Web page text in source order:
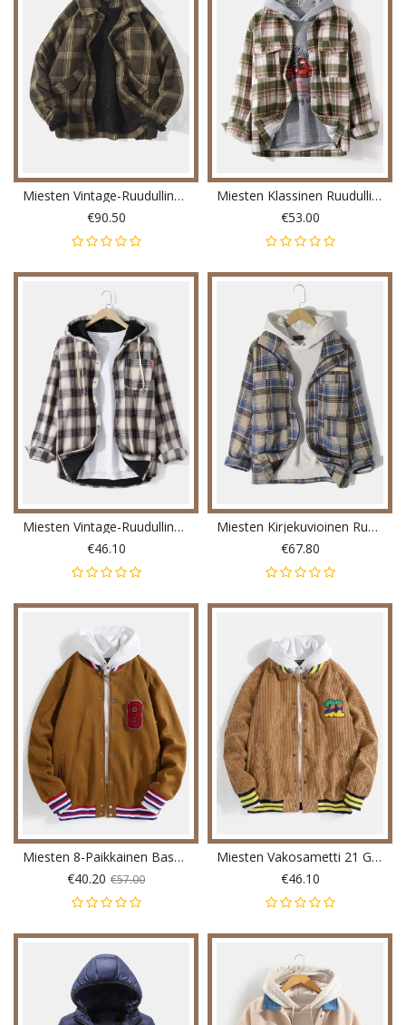
Miesten Vintage-Ruudullinen Lämmin Lampaanvillavuorattu Rintatakki
€90.50
Miesten Klassinen Ruudullinen Lämmin Käänne Villakankainen Pitkähihainen Takki
€53.00
Miesten Vintage-Ruudullinen Nappikahvi Paksu Lämminvuorattu Hupullinen Takki
€46.10
Miesten Kirjekuvioinen Ruudullinen Vetoketju Lämmin Pitkähihainen Takki Taskulla
€67.80
Miesten 8-Paikkainen Baseball-Kaulus Pitkähihainen Tasku Yksinkertainen Takki
€40.20 €57.00
Miesten Vakosametti 21 Graphics Pocket Pitkähihainen Baseball-Kaulustakki
€46.10